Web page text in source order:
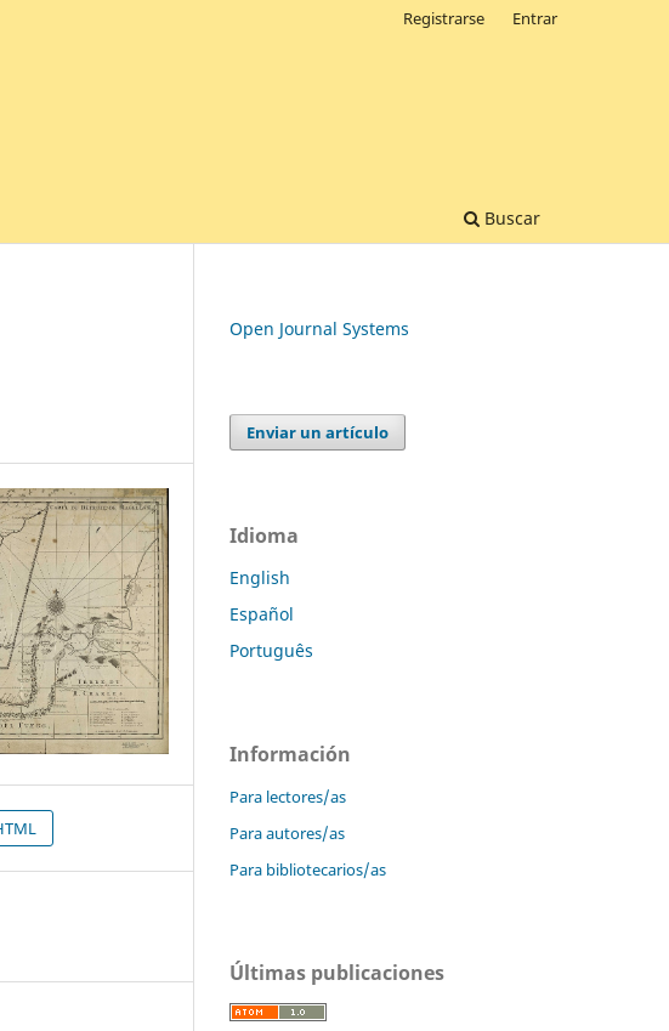
Buscar
Registrarse Entrar
Open Journal Systems
Enviar un artículo
Idioma
English
Español
Português
Información
Para lectores/as
Para autores/as
Para bibliotecarios/as
Últimas publicaciones